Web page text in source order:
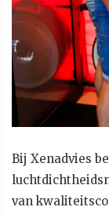
Bij Xenadvies
van